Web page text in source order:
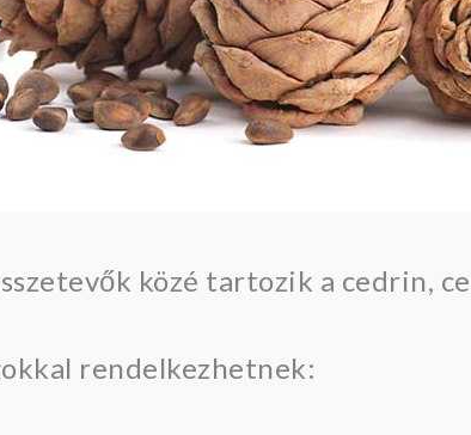
közé tartozik a cedrin,
rendelkezhetnek: